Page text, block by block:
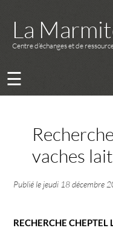
La
Centre d’échanges et de
☰
vaches
Publié le jeudi 18 décembre
RECHERCHE CHEPTEL